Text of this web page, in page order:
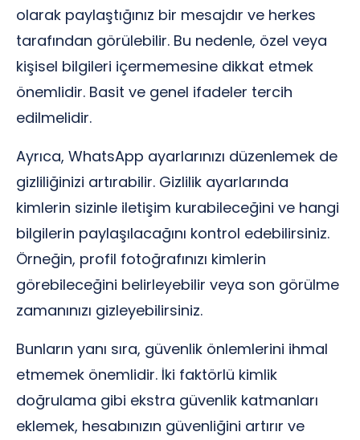
olarak paylaştığınız bir mesajdır ve herkes
tarafından görülebilir. Bu nedenle, özel veya
kişisel bilgileri içermemesine dikkat etmek
önemlidir. Basit ve genel ifadeler tercih
edilmelidir.
Ayrıca, WhatsApp ayarlarınızı düzenlemek de
gizliliğinizi artırabilir. Gizlilik ayarlarında
kimlerin sizinle iletişim kurabileceğini ve hangi
bilgilerin paylaşılacağını kontrol edebilirsiniz.
Örneğin, profil fotoğrafınızı kimlerin
görebileceğini belirleyebilir veya son görülme
zamanınızı gizleyebilirsiniz.
Bunların yanı sıra, güvenlik önlemlerini ihmal
etmemek önemlidir. İki faktörlü kimlik
doğrulama gibi ekstra güvenlik katmanları
eklemek, hesabınızın güvenliğini artırır ve